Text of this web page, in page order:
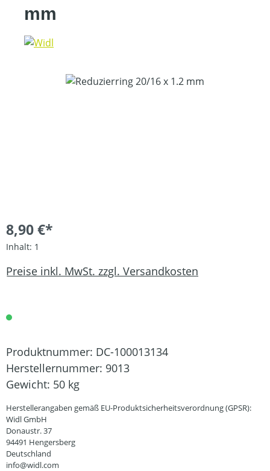
mm
Bildergalerie überspringen
8,90 €*
Inhalt: 1
Preise inkl. MwSt. zzgl. Versandkosten
Produktnummer: DC-100013134
Herstellernummer: 9013
Gewicht: 50 kg
Herstellerangaben gemäß EU-Produktsicherheitsverordnung (GPSR):
Widl GmbH
Donaustr. 37
94491 Hengersberg
Deutschland
info@widl.com